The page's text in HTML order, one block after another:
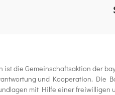
ist die Gemeinschaftsaktion der
und Kooperation. Die
mit Hilfe einer freiwilligen